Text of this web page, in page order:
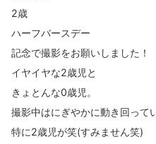
2歳
ハーフバースデー
記念で撮影をお願いしました！
イヤイヤな2歳児と
きょとんな0歳児。
撮影中はにぎやかに動き回って
特に2歳児が笑(すみません笑)